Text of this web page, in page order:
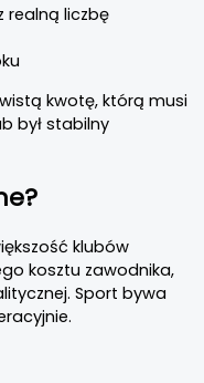
realną liczbę
kwotę, którą musi
był stabilny
klubów
kosztu zawodnika,
Sport bywa